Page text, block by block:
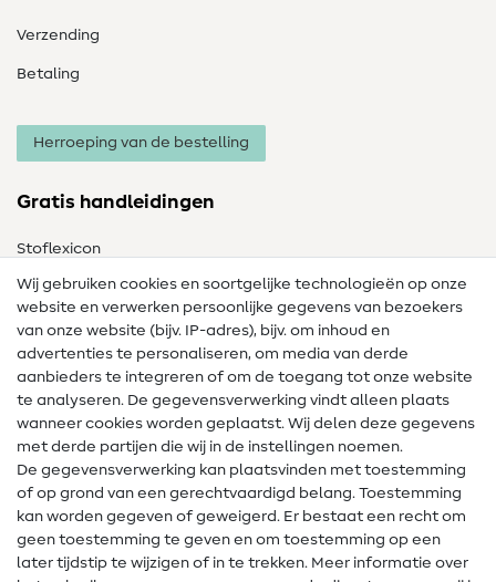
Verzending
Betaling
Herroeping van de bestelling
Gratis handleidingen
Stoflexicon
Naailexicon
Gratis Naaipatronen
Hulp & contact
Contact
Wijziging van eigenaar
FAQ
Herroepingsrecht
Wij gebruiken cookies en soortgelijke technologieën op onze
website en verwerken persoonlijke gegevens van bezoekers
van onze website (bijv. IP-adres), bijv. om inhoud en
advertenties te personaliseren, om media van derde
aanbieders te integreren of om de toegang tot onze website
te analyseren. De gegevensverwerking vindt alleen plaats
wanneer cookies worden geplaatst. Wij delen deze gegevens
met derde partijen die wij in de instellingen noemen.
De gegevensverwerking kan plaatsvinden met toestemming
of op grond van een gerechtvaardigd belang. Toestemming
kan worden gegeven of geweigerd. Er bestaat een recht om
geen toestemming te geven en om toestemming op een
later tijdstip te wijzigen of in te trekken. Meer informatie over